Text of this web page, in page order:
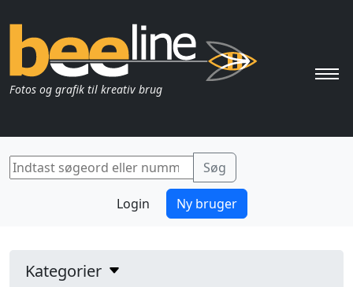
Fotos og grafik til kreativ brug
Login Ny bruger
Kategorier